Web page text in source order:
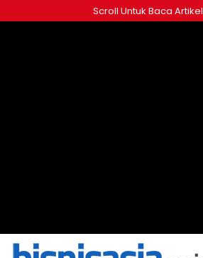
ke
Scroll Untuk Baca Artikel